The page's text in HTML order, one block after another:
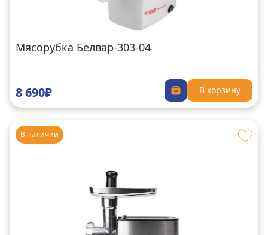
Мясорубка Белвар-303-04
8 690₽ В корзину
В наличии